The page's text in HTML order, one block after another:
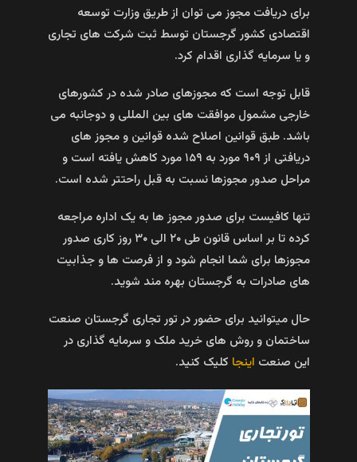
برای دریافت مجوز می توان از طریق وزارت توسعه
اقتصادی کشور گرجستان توسط ثبت شرکت های تجاری
و یا سرمایه گذاری اقدام کرد.
قابل توجه است که مجوزهای صادر شده در کشورهای
خارجی مشمول موافقت های بین المللی و دوجانبه می
باشد. طبق قوانین اصلاح شده قوانین و مجوز های
دریافتی از ۹۰۹ مورد به ۱۵۹ مورد کاهش یافته است و
مراحل صدور مجوزها نسبت به قبل راحتتر شده است.
تنها کافیست برای صدور مجوز ها به یک اداره مراجعه
کرده تا بر اساس قانون طی ۲۰ الی ۳۰ روز کاری صدور
مجوزها برای شما انجام شود و از فرصت ها و جذابیت
های صادرات به گرجستان بهره مند شوید.
حال میتوانید برای حضور در تور تجاری گرجستان صنعت
ساختمان و روش های خرید ملک و سرمایه گذاری در
این صنعت اینجا کلیک کنید.